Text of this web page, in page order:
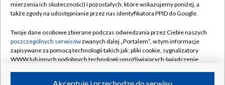
Naziemna Telewizja Cyfrowa
Rada Programowa
System NOS
Informacje o nadawcy
Pomoc
Kontakt
Kanały
mierzenia ich skuteczności) i pozostałych, które wskazujemy poniżej, a
także zgody na udostępnianie przez nas identyfikatora PPID do Google.
Twoje dane osobowe zbierane podczas odwiedzania przez Ciebie naszych
poszczególnych serwisówzwanych dalej „Portalem”, w tym informacje
zapisywane za pomocą technologii takich jak: pliki cookie, sygnalizatory
WWW lub innych podobnych technologii umożliwiających świadczenie